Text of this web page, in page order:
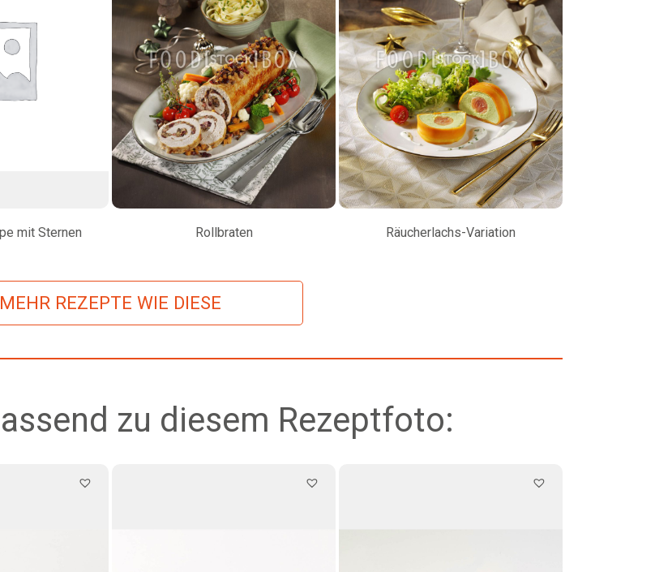
mit Sternen Rollbraten Räucherlachs-Variation
MEHR REZEPTE WIE DIESE
zu diesem Rezeptfoto: